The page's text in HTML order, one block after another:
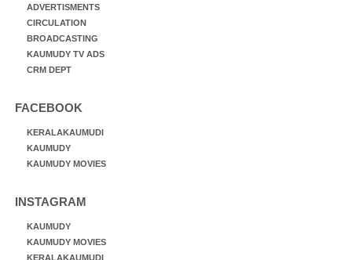
ADVERTISMENTS
CIRCULATION
BROADCASTING
KAUMUDY TV ADS
CRM DEPT
FACEBOOK
KERALAKAUMUDI
KAUMUDY
KAUMUDY MOVIES
INSTAGRAM
KAUMUDY
KAUMUDY MOVIES
KERALAKAUMUDI